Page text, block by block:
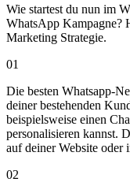
Wie startest du nun im
WhatsApp Kampagne?
Marketing Strategie.
01
Die besten Whatsapp-
deiner bestehenden
beispielsweise einen
personalisieren kannst.
auf deiner Website oder
02